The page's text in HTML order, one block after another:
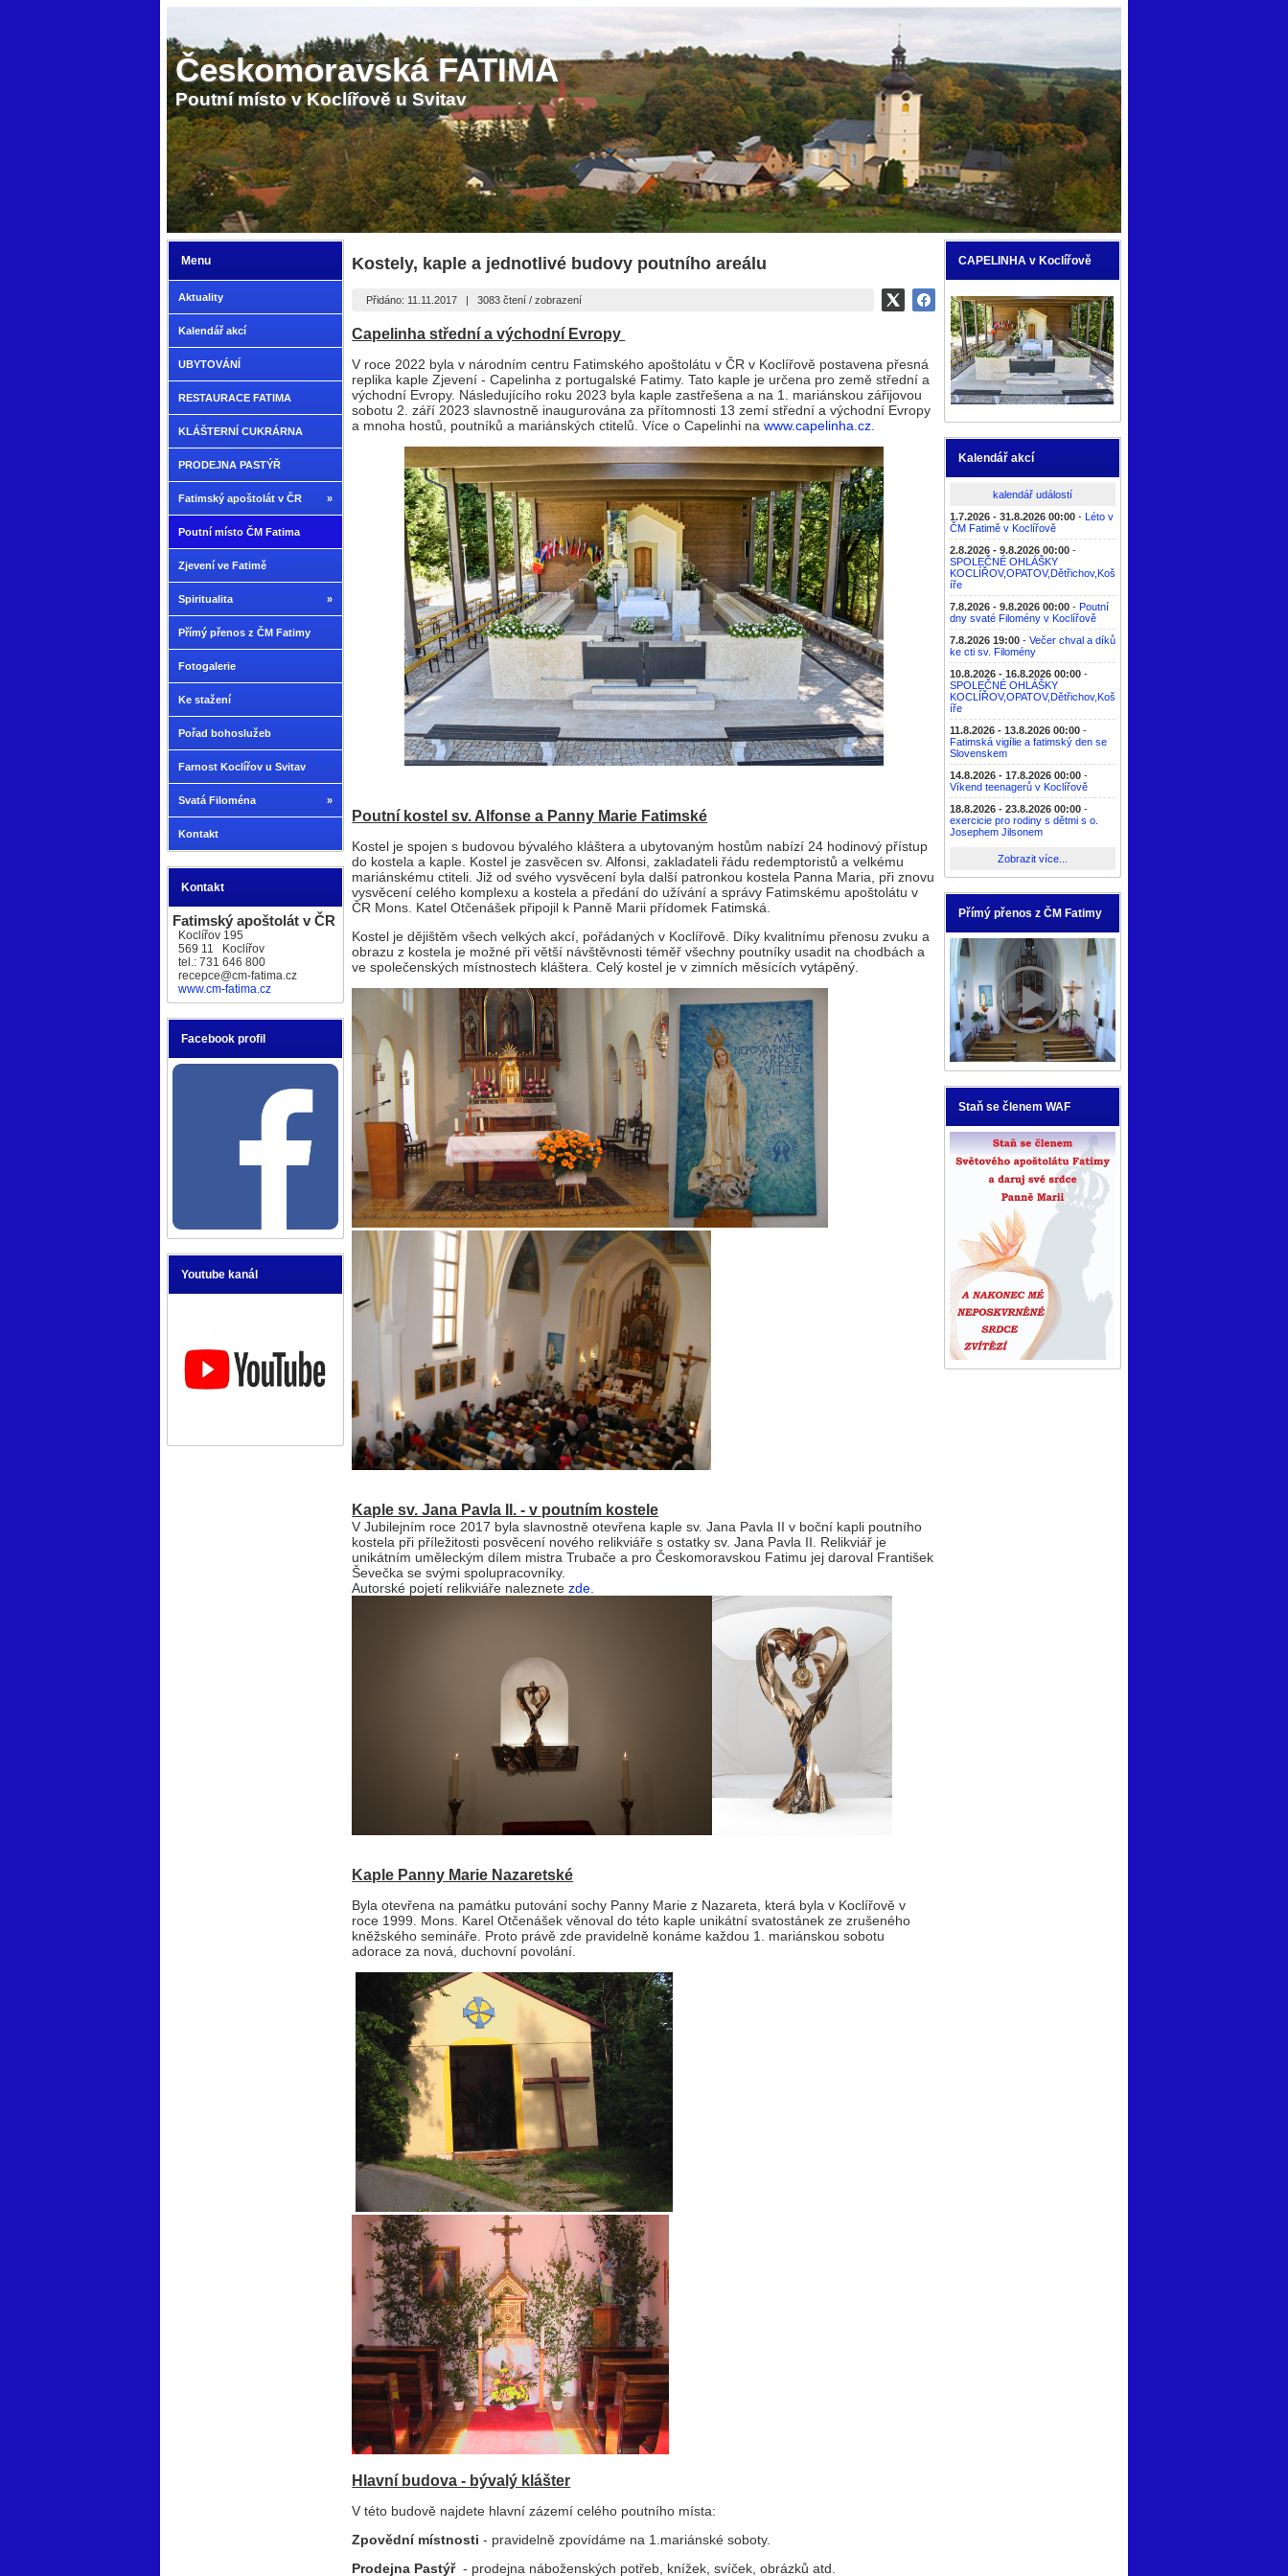
Českomoravská FATIMA
Poutní místo v Koclířově u Svitav
Menu
Aktuality
Kalendář akcí
UBYTOVÁNÍ
RESTAURACE FATIMA
KLÁŠTERNÍ CUKRÁRNA
PRODEJNA PASTÝŘ
»
Fatimský apoštolát v ČR
Poutní místo ČM Fatima
Zjevení ve Fatimě
»
Spiritualita
Přímý přenos z ČM Fatimy
Fotogalerie
Ke stažení
Pořad bohoslužeb
Farnost Koclířov u Svitav
»
Svatá Filoména
Kontakt
Kontakt
Fatimský apoštolát v ČR
Koclířov 195
569 11 Koclířov
tel.: 731 646 800
recepce@cm-fatima.cz
www.cm-fatima.cz
Facebook profil
Youtube kanál
CAPELINHA v Koclířově
Kalendář akcí
kalendář událostí
1.7.2026 - 31.8.2026 00:00- Léto v
ČM Fatimě v Koclířově
2.8.2026 - 9.8.2026 00:00-
SPOLEČNÉ OHLÁŠKY
KOCLÍŘOV,OPATOV,Dětřichov,Koš
íře
7.8.2026 - 9.8.2026 00:00- Poutní
dny svaté Filomény v Koclířově
7.8.2026 19:00- Večer chval a díků
ke cti sv. Filomény
10.8.2026 - 16.8.2026 00:00-
SPOLEČNÉ OHLÁŠKY
KOCLÍŘOV,OPATOV,Dětřichov,Koš
íře
11.8.2026 - 13.8.2026 00:00-
Fatimská vigílie a fatimský den se
Slovenskem
14.8.2026 - 17.8.2026 00:00-
Víkend teenagerů v Koclířově
18.8.2026 - 23.8.2026 00:00-
exercicie pro rodiny s dětmi s o.
Josephem Jilsonem
Zobrazit více...
Přímý přenos z ČM Fatimy
Staň se členem WAF
Kostely, kaple a jednotlivé budovy poutního areálu
Přidáno: 11.11.2017 |3083 čtení / zobrazení
Capelinha střední a východní Evropy
V roce 2022 byla v národním centru Fatimského apoštolátu v ČR v Koclířově postavena přesná
replika kaple Zjevení - Capelinha z portugalské Fatimy. Tato kaple je určena pro země střední a
východní Evropy. Následujícího roku 2023 byla kaple zastřešena a na 1. mariánskou zářijovou
sobotu 2. září 2023 slavnostně inaugurována za přítomnosti 13 zemí střední a východní Evropy
a mnoha hostů, poutníků a mariánských ctitelů. Více o Capelinhi na www.capelinha.cz.
Poutní kostel sv. Alfonse a Panny Marie Fatimské
Kostel je spojen s budovou bývalého kláštera a ubytovaným hostům nabízí 24 hodinový přístup
do kostela a kaple. Kostel je zasvěcen sv. Alfonsi, zakladateli řádu redemptoristů a velkému
mariánskému ctiteli. Již od svého vysvěcení byla další patronkou kostela Panna Maria, při znovu
vysvěcení celého komplexu a kostela a předání do užívání a správy Fatimskému apoštolátu v
ČR Mons. Katel Otčenášek připojil k Panně Marii přídomek Fatimská.
Kostel je dějištěm všech velkých akcí, pořádaných v Koclířově. Díky kvalitnímu přenosu zvuku a
obrazu z kostela je možné při větší návštěvnosti téměř všechny poutníky usadit na chodbách a
ve společenských místnostech kláštera. Celý kostel je v zimních měsících vytápěný.
Kaple sv. Jana Pavla II. - v poutním kostele
V Jubilejním roce 2017 byla slavnostně otevřena kaple sv. Jana Pavla II v boční kapli poutního
kostela při příležitosti posvěcení nového relikviáře s ostatky sv. Jana Pavla II. Relikviář je
unikátním uměleckým dílem mistra Trubače a pro Českomoravskou Fatimu jej daroval František
Ševečka se svými spolupracovníky.
Autorské pojetí relikviáře naleznetezde.
Kaple Panny Marie Nazaretské
Byla otevřena na památku putování sochy Panny Marie z Nazareta, která byla v Koclířově v
roce 1999. Mons. Karel Otčenášek věnoval do této kaple unikátní svatostánek ze zrušeného
kněžského semináře. Proto právě zde pravidelně konáme každou 1. mariánskou sobotu
adorace za nová, duchovní povolání.
Hlavní budova - bývalý klášter
V této budově najdete hlavní zázemí celého poutního místa:
Zpovědní místnosti - pravidelně zpovídáme na 1.mariánské soboty.
Prodejna Pastýř- prodejna náboženských potřeb, knížek, svíček, obrázků atd.